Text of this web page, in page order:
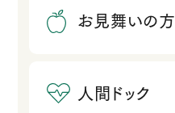
お見舞いの方
人間ドック